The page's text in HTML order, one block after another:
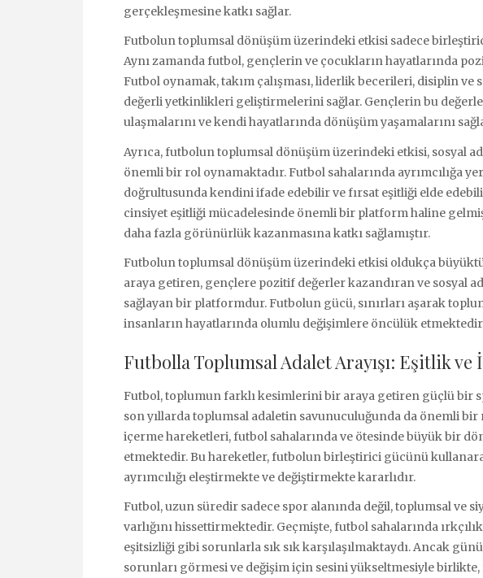
gerçekleşmesine katkı sağlar.
Futbolun toplumsal dönüşüm üzerindeki etkisi sadece
Aynı zamanda futbol, gençlerin ve çocukların hayatlarında
Futbol oynamak, takım çalışması, liderlik becerileri, disiplin
değerli yetkinlikleri geliştirmelerini sağlar. Gençlerin bu
ulaşmalarını ve kendi hayatlarında dönüşüm yaşamalarını
Ayrıca, futbolun toplumsal dönüşüm üzerindeki etkisi, sosyal
önemli bir rol oynamaktadır. Futbol sahalarında ayrımcılığa
doğrultusunda kendini ifade edebilir ve fırsat eşitliği elde
cinsiyet eşitliği mücadelesinde önemli bir platform haline
daha fazla görünürlük kazanmasına katkı sağlamıştır.
Futbolun toplumsal dönüşüm üzerindeki etkisi oldukça
araya getiren, gençlere pozitif değerler kazandıran ve sosyal
sağlayan bir platformdur. Futbolun gücü, sınırları aşarak
insanların hayatlarında olumlu değişimlere öncülük
Futbolla Toplumsal Adalet Arayışı: Eşitlik
Futbol, toplumun farklı kesimlerini bir araya getiren güçlü bir
son yıllarda toplumsal adaletin savunuculuğunda da önemli bir
içerme hareketleri, futbol sahalarında ve ötesinde büyük bir
etmektedir. Bu hareketler, futbolun birleştirici gücünü
ayrımcılığı eleştirmekte ve değiştirmekte kararlıdır.
Futbol, uzun süredir sadece spor alanında değil, toplumsal ve
varlığını hissettirmektedir. Geçmişte, futbol sahalarında
eşitsizliği gibi sorunlarla sık sık karşılaşılmaktaydı. Ancak
sorunları görmesi ve değişim için sesini yükseltmesiyle